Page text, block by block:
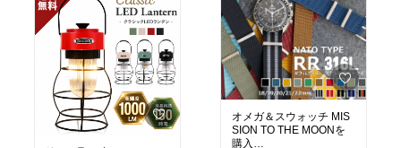
オメガ＆スウォッチ MIS
SION TO THE MOONを
購入